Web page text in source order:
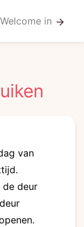
in arrow_forward
van
de deur